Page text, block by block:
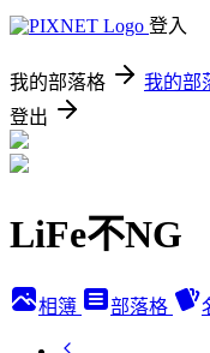
登入
我的部落格 我的部
登出
LiFe不NG
相簿 部落格